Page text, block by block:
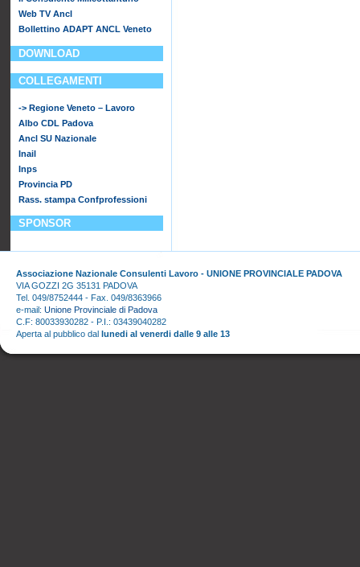
Web TV Ancl
Bollettino ADAPT ANCL Veneto
DOWNLOAD
COLLEGAMENTI
-> Regione Veneto – Lavoro
Albo CDL Padova
Ancl SU Nazionale
Inail
Inps
Provincia PD
Rass. stampa Confprofessioni
SPONSOR
Associazione Nazionale Consulenti Lavoro - UNIONE PROVINCIALE PADOVA
VIA GOZZI 2G 35131 PADOVA
Tel. 049/8752444 - Fax. 049/8363966
e-mail: Unione Provinciale di Padova
C.F: 80033930282 - P.I.: 03439040282
Aperta al pubblico dal lunedi al venerdi dalle 9 alle 13